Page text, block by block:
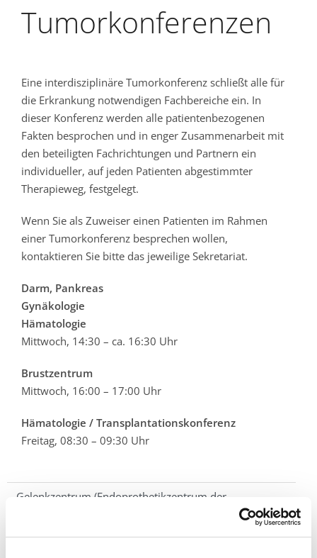
Tumorkonferenzen
Eine interdisziplinäre Tumorkonferenz schließt alle für
die Erkrankung notwendigen Fachbereiche ein. In
dieser Konferenz werden alle patientenbezogenen
Fakten besprochen und in enger Zusammenarbeit mit
den beteiligten Fachrichtungen und Partnern ein
individueller, auf jeden Patienten abgestimmter
Therapieweg, festgelegt.
Wenn Sie als Zuweiser einen Patienten im Rahmen
einer Tumorkonferenz besprechen wollen,
kontaktieren Sie bitte das jeweilige Sekretariat.
Darm, Pankreas
Gynäkologie
Hämatologie
Mittwoch, 14:30 – ca. 16:30 Uhr
Brustzentrum
Mittwoch, 16:00 – 17:00 Uhr
Hämatologie / Transplantationskonferenz
Freitag, 08:30 – 09:30 Uhr
Gelenkzentrum (Endoprothetikzentrum der
Herz- und Gefäßzentrum